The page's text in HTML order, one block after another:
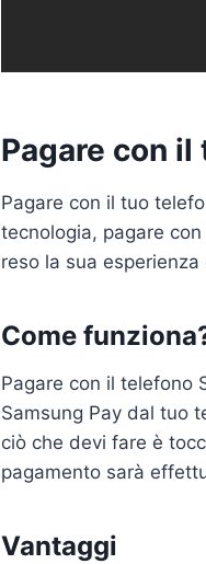
Pagare con
Pagare con il tuo
tecnologia, pagare
reso la sua
Come
Pagare con il telefono
Samsung Pay dal tuo
ciò che devi fare è
pagamento sarà
Vantaggi